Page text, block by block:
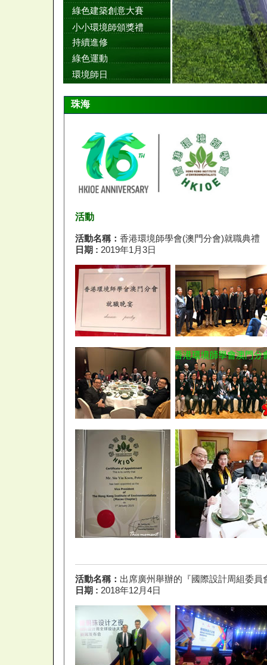
綠色建築創意大賽
小小環境師頒獎禮
持續進修
綠色運動
環境師日
珠海
活動
活動名稱： 香港環境師學會(澳門分會)就職典禮
日期 : 2019年1月3日
活動名稱： 出席廣州舉辦的『國際設計周組委員
日期 : 2018年12月4日